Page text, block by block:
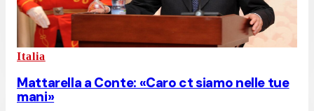
Italia
Mattarella a Conte: «Caro ct siamo nelle tue
mani»